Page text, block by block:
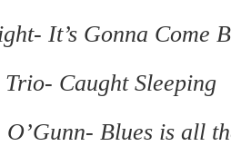
It’s Gonna Come
Trio- Caught Sleeping
Blues is all